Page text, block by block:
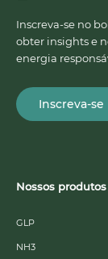
Nossos produtos
GLP
NH3
Inscreva-se no
obter insights e
energia
Inscreva-se